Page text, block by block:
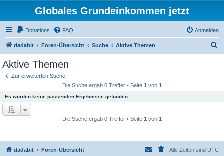
Globales Grundeinkommen jetzt
Donations FAQ Anmelden
dadabit Foren-Übersicht Suche Aktive Themen
Aktive Themen
Zur erweiterten Suche
Die Suche ergab 0 Treffer • Seite 1 von 1
Es wurden keine passenden Ergebnisse gefunden.
Die Suche ergab 0 Treffer • Seite 1 von 1
dadabit Foren-Übersicht Alle Zeiten sind UTC